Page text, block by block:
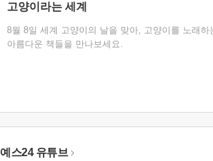
고양이라는 세계
8월 8일 세계 고양이의 날을 맞아, 고양이를 노래하
아름다운 책들을 만나보세요.
예스24 유튜브